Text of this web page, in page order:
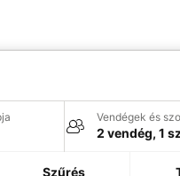
Vendégek és
2 vendég, 1
Szűrés